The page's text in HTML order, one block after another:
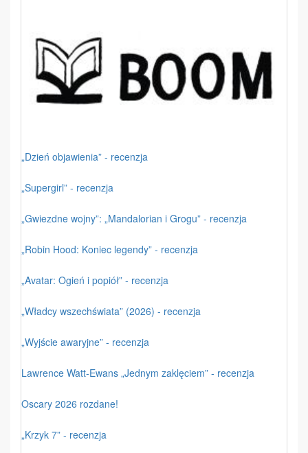
„Dzień objawienia” - recenzja
„Supergirl” - recenzja
„Gwiezdne wojny”: „Mandalorian i Grogu” - recenzja
„Robin Hood: Koniec legendy” - recenzja
„Avatar: Ogień i popiół” - recenzja
„Władcy wszechświata” (2026) - recenzja
„Wyjście awaryjne” - recenzja
Lawrence Watt-Ewans „Jednym zaklęciem” - recenzja
Oscary 2026 rozdane!
„Krzyk 7” - recenzja